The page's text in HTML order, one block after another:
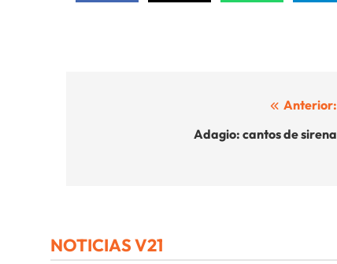
Anterior:
Adagio: cantos de sirena
NOTICIAS V21